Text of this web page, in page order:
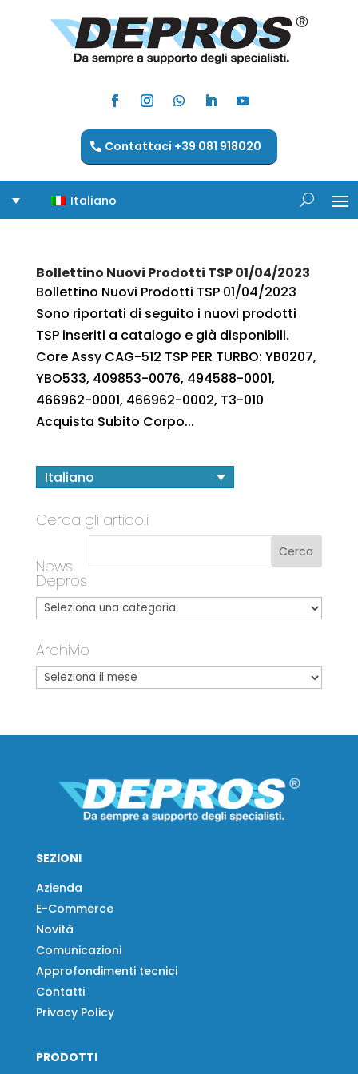
Contattaci +39 081 918020
Italiano
Bollettino Nuovi Prodotti TSP 01/04/2023
Bollettino Nuovi Prodotti TSP 01/04/2023
Sono riportati di seguito i nuovi prodotti
TSP inseriti a catalogo e già disponibili.
Core Assy CAG-512 TSP PER TURBO: YB0207,
YBO533, 409853-0076, 494588-0001,
466962-0001, 466962-0002, T3-010
Acquista Subito Corpo...
Italiano
Cerca gli articoli
News
Depros
Archivio
SEZIONI
Azienda
E-Commerce
Novità
Comunicazioni
Approfondimenti tecnici
Contatti
Privacy Policy
PRODOTTI